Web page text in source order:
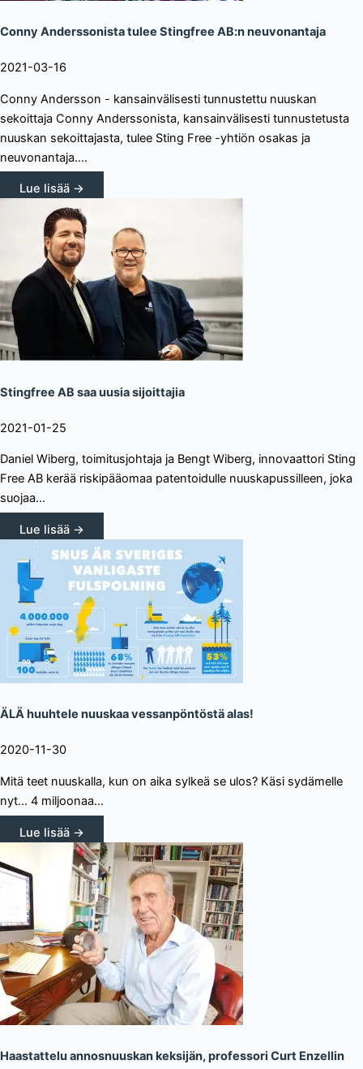
Conny Anderssonista tulee Stingfree AB:n neuvonantaja
2021-03-16
Conny Andersson - kansainvälisesti tunnustettu nuuskan
sekoittaja Conny Anderssonista, kansainvälisesti tunnustetusta
nuuskan sekoittajasta, tulee Sting Free -yhtiön osakas ja
neuvonantaja....
Lue lisää →
Stingfree AB saa uusia sijoittajia
2021-01-25
Daniel Wiberg, toimitusjohtaja ja Bengt Wiberg, innovaattori Sting
Free AB kerää riskipääomaa patentoidulle nuuskapussilleen, joka
suojaa...
Lue lisää →
ÄLÄ huuhtele nuuskaa vessanpöntöstä alas!
2020-11-30
Mitä teet nuuskalla, kun on aika sylkeä se ulos? Käsi sydämelle
nyt... 4 miljoonaa...
Lue lisää →
Haastattelu annosnuuskan keksijän, professori Curt Enzellin